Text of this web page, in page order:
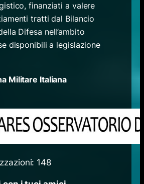
finanziati a valere
tratti dal Bilancio
Difesa nell’ambito
disponibili a legislazione
Militare Italiana
148